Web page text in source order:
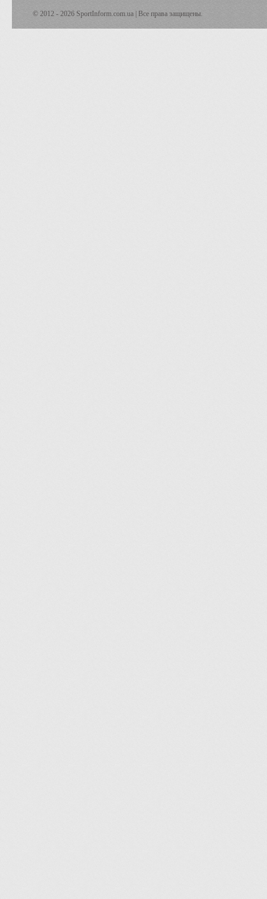
© 2012 - 2026 SportInform.com.ua | Все права защищены.